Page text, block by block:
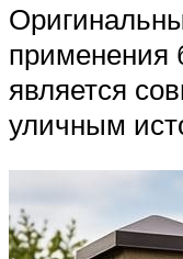
применения
является
уличным